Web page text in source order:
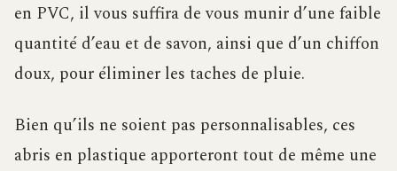
en PVC, il vous suffira de vous munir d’une faible
quantité d’eau et de savon, ainsi que d’un chiffon
doux, pour éliminer les taches de pluie.
Bien qu’ils ne soient pas personnalisables, ces
abris en plastique apporteront tout de même une